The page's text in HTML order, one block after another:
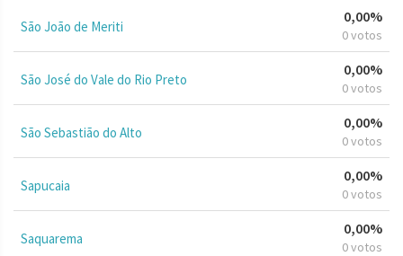
São João de Meriti
0,00%
0 votos
São José do Vale do Rio Preto
0,00%
0 votos
São Sebastião do Alto
0,00%
0 votos
Sapucaia
0,00%
0 votos
Saquarema
0,00%
0 votos